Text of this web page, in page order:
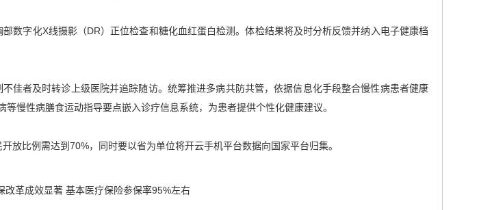
数字化X线摄影（DR）正位检查和糖化血红蛋白检测。体检结果将及时分析反馈并纳入电子健康档
佳者及时转诊上级医院并追踪随访。统筹推进多病共防共管，依据信息化手段整合慢性病患者健康
慢性病膳食运动指导要点嵌入诊疗信息系统，为患者提供个性化健康建议。
比例需达到70%，同时要以省为单位将开云手机平台数据向国家平台归集。
改革成效显著 基本医疗保险参保率95%左右